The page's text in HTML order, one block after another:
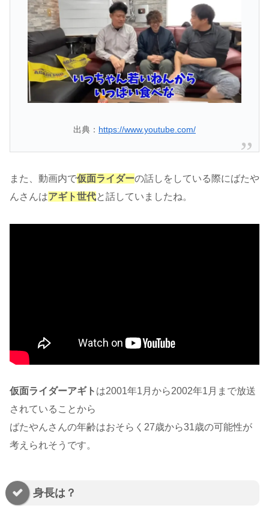
出典： https://www.youtube.com/
また、動画内で仮面ライダーの話しをしている際にばたや
んさんはアギト世代と話していましたね。
仮面ライダーアギト は2001年1月から2002年1月まで放送
されていることから
ばたやんさんの年齢はおそらく27歳から31歳の可能性が
考えられそうです。
身長は？